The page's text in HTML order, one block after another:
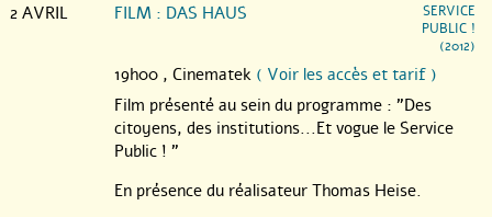
2 AVRIL FILM : DAS HAUS
SERVICE
PUBLIC !
(2012)
19h00 , Cinematek ( Voir les accès et tarif )
Film présenté au sein du programme : "Des
citoyens, des institutions...Et vogue le Service
Public ! "
En présence du réalisateur Thomas Heise.